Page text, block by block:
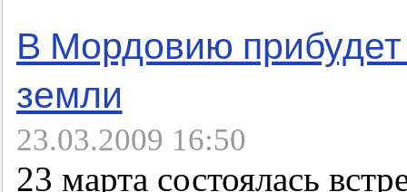
В Мордовию прибудет
земли
23.03.2009 16:50
23 марта состоялась